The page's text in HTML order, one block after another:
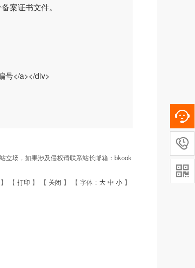
案证书文件。
号</a></div>
立场，如果涉及侵权请联系站长邮箱：bkook
】 【 打印 】 【 关闭 】 【 字体： 大 中 小 】

